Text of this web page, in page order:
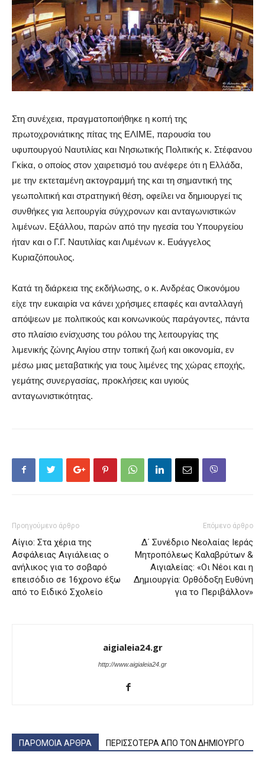
Στη συνέχεια, πραγματοποιήθηκε η κοπή της
πρωτοχρονιάτικης πίτας της ΕΛΙΜΕ, παρουσία του
υφυπουργού Ναυτιλίας και Νησιωτικής Πολιτικής κ. Στέφανου
Γκίκα, ο οποίος στον χαιρετισμό του ανέφερε ότι η Ελλάδα,
με την εκτεταμένη ακτογραμμή της και τη σημαντική της
γεωπολιτική και στρατηγική θέση, οφείλει να δημιουργεί τις
συνθήκες για λειτουργία σύγχρονων και ανταγωνιστικών
λιμένων. Εξάλλου, παρών από την ηγεσία του Υπουργείου
ήταν και ο Γ.Γ. Ναυτιλίας και Λιμένων κ. Ευάγγελος
Κυριαζόπουλος.
Κατά τη διάρκεια της εκδήλωσης, ο κ. Ανδρέας Οικονόμου
είχε την ευκαιρία να κάνει χρήσιμες επαφές και ανταλλαγή
απόψεων με πολιτικούς και κοινωνικούς παράγοντες, πάντα
στο πλαίσιο ενίσχυσης του ρόλου της λειτουργίας της
λιμενικής ζώνης Αιγίου στην τοπική ζωή και οικονομία, εν
μέσω μιας μεταβατικής για τους λιμένες της χώρας εποχής,
γεμάτης συνεργασίας, προκλήσεις και υγιούς
ανταγωνιστικότητας.
Προηγούμενο άρθρο
Αίγιο: Στα χέρια της
Ασφάλειας Αιγιάλειας ο
ανήλικος για το σοβαρό
επεισόδιο σε 16χρονο έξω
από το Ειδικό Σχολείο
Επόμενο άρθρο
Δ΄ Συνέδριο Νεολαίας Ιεράς
Μητροπόλεως Καλαβρύτων &
Αιγιαλείας: «Οι Νέοι και η
Δημιουργία: Ορθόδοξη Ευθύνη
για το Περιβάλλον»
aigialeia24.gr
http://www.aigialeia24.gr
ΠΑΡΟΜΟΙΑ ΑΡΘΡΑ ΠΕΡΙΣΣΟΤΕΡΑ ΑΠΟ ΤΟΝ ΔΗΜΙΟΥΡΓΟ